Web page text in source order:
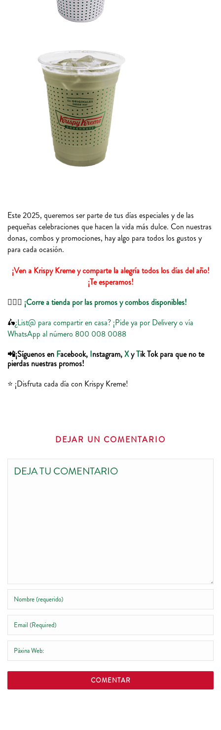
Este 2025, queremos ser parte de tus días especiales y de las
pequeñas celebraciones que hacen la vida más dulce. Con nuestras
donas, combos y promociones, hay algo para todos los gustos y
para cada ocasión.
¡Ven a Krispy Kreme y comparte la alegría todos los días del año!
¡Te esperamos!
🏃🏻‍♀️ ¡Corre a tienda por las promos y combos disponibles!
🛵¿List@ para compartir en casa? ¡Pide ya por Delivery o vía
WhatsApp al número 800 008 0088
📲¡Síguenos en Facebook, Instagram,XyTik Tok para que no te
pierdas nuestras promos!
⭐️ ¡Disfruta cada día con Krispy Kreme!
DEJAR UN COMENTARIO